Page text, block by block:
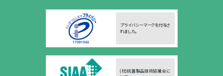
プライバシーマークを付与さ
れました。
(社)抗菌製品技術協議会に